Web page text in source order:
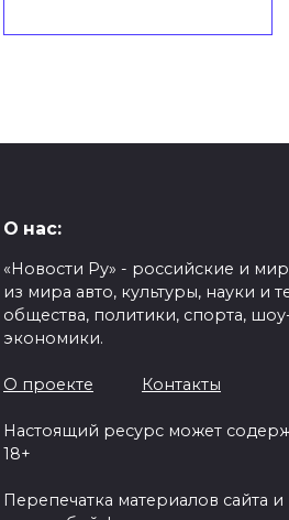
О нас:
«Новости Ру» - российские и
из мира авто, культуры, науки и
общества, политики, спорта,
экономики.
О проекте Контакты
Настоящий ресурс может
18+
Перепечатка материалов сайта